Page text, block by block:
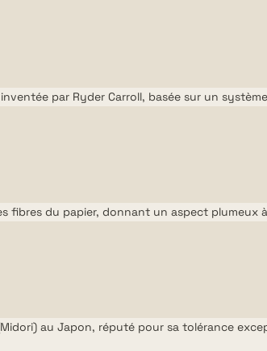
par Ryder Carroll, basée sur un
fibres du papier, donnant un aspect plumeux
au Japon, réputé pour sa tolérance